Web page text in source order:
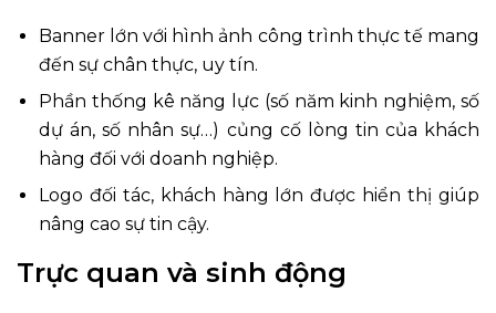
Banner lớn với hình ảnh công trình thực tế mang
đến sự chân thực, uy tín.
Phần thống kê năng lực (số năm kinh nghiệm, số
dự án, số nhân sự…) củng cố lòng tin của khách
hàng đối với doanh nghiệp.
Logo đối tác, khách hàng lớn được hiển thị giúp
nâng cao sự tin cậy.
Trực quan và sinh động